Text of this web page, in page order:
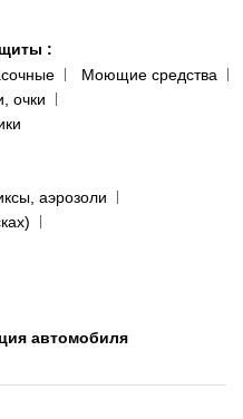
:
Моющие средства
очки
аэрозоли
автомобиля